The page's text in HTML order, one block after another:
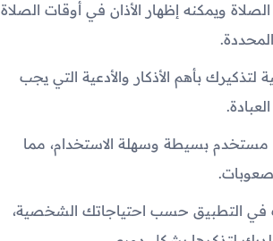
ويمكنه إظهار الأذان في أوقات الصلاة
لتذكيرك بأهم الأذكار والأدعية التي يجب
مستخدم بسيطة وسهلة الاستخدام، مما
في التطبيق حسب احتياجاتك الشخصية،